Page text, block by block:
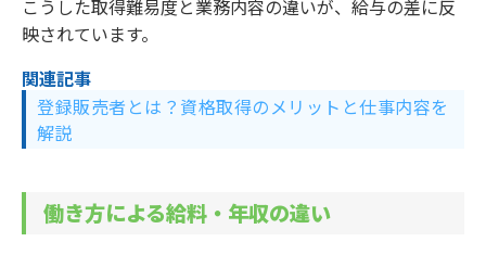
こうした取得難易度と業務内容の違いが、給与の差に反
映されています。
関連記事
登録販売者とは？資格取得のメリットと仕事内容を
解説
働き方による給料・年収の違い